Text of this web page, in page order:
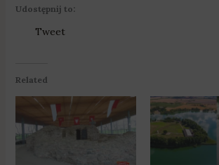
Udostępnij to:
Tweet
Related